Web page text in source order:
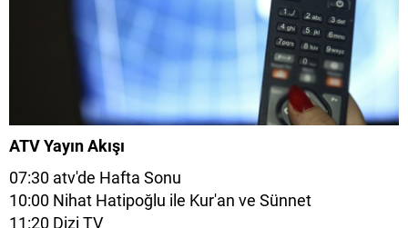
ATV Yayın Akışı
07:30 atv'de Hafta Sonu
10:00 Nihat Hatipoğlu ile Kur'an ve Sünnet
11:20 Dizi TV